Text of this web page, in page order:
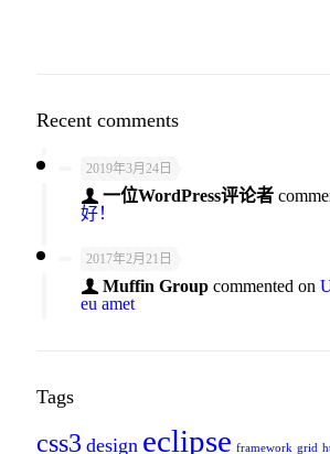
Recent comments
2019年3月24日
一位WordPress评论者
好！
2017年2月21日
Muffin Group commented on
eu amet
Tags
css3 design eclipse framework grid